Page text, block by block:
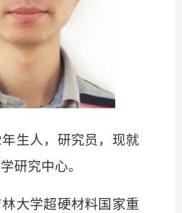
年生人，研究员，现就
研究中心。
大学超硬材料国家重